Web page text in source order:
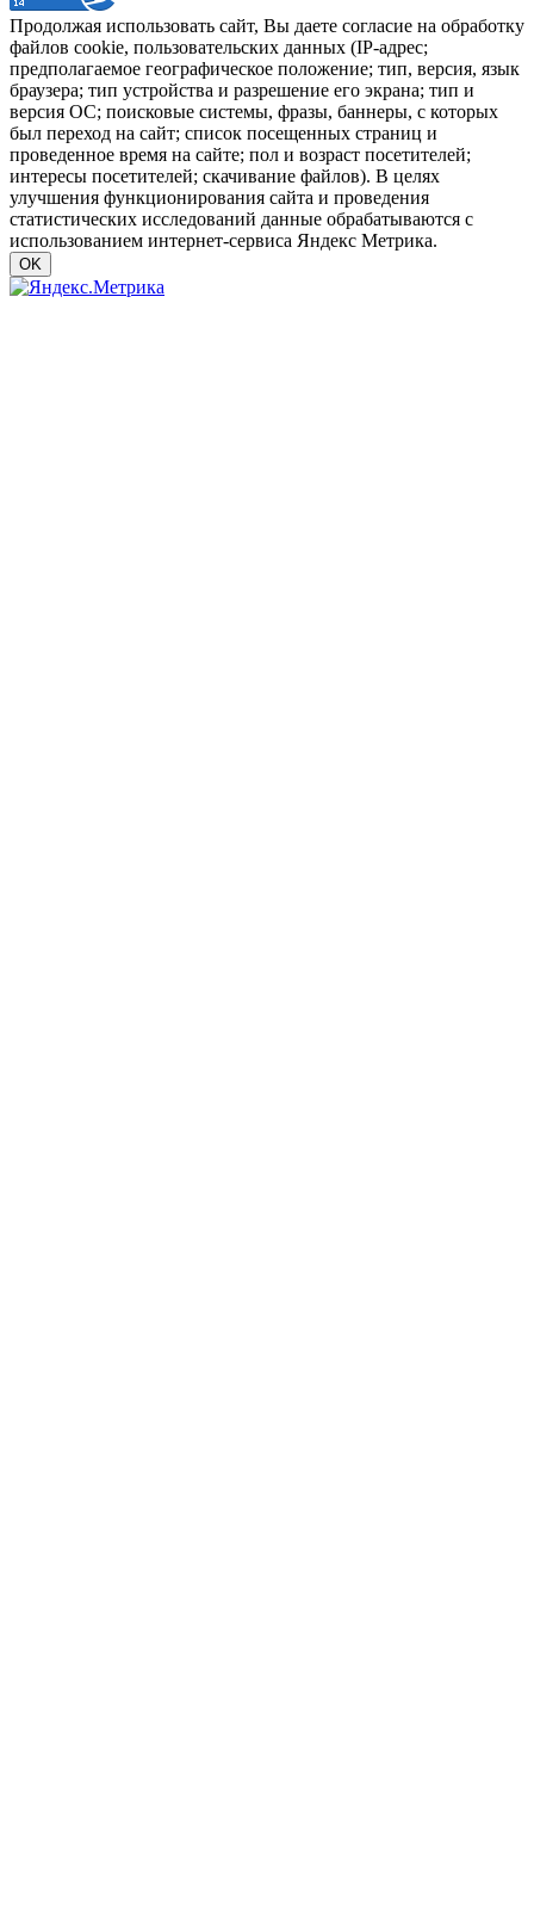
Продолжая использовать сайт, Вы даете согласие на обработку
файлов cookie, пользовательских данных (IP-адрес;
предполагаемое географическое положение; тип, версия, язык
браузера; тип устройства и разрешение его экрана; тип и
версия ОС; поисковые системы, фразы, баннеры, с которых
был переход на сайт; список посещенных страниц и
проведенное время на сайте; пол и возраст посетителей;
интересы посетителей; скачивание файлов). В целях
улучшения функционирования сайта и проведения
статистических исследований данные обрабатываются с
использованием интернет-сервиса Яндекс Метрика.
OK